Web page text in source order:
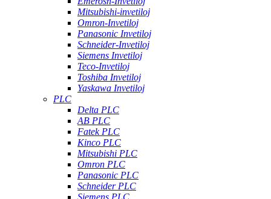
Mitsubishi-invetiloj
Omron-Invetiloj
Panasonic Invetiloj
Schneider-Invetiloj
Siemens Invetiloj
Teco-Invetiloj
Toshiba Invetiloj
Yaskawa Invetiloj
PLC
Delta PLC
AB PLC
Fatek PLC
Kinco PLC
Mitsubishi PLC
Omron PLC
Panasonic PLC
Schneider PLC
Siemens PLC